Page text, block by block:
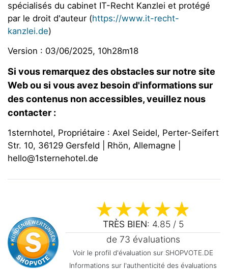
spécialisés du cabinet IT-Recht Kanzlei et protégé
par le droit d'auteur (https://www.it-recht-
kanzlei.de)
Version : 03/06/2025, 10h28m18
Si vous remarquez des obstacles sur notre site
Web ou si vous avez besoin d'informations sur
des contenus non accessibles, veuillez nous
contacter :
1sternhotel, Propriétaire : Axel Seidel, Perter-Seifert
Str. 10, 36129 Gersfeld | Rhön, Allemagne |
hello@1sternehotel.de
TRÈS BIEN: 4.85 / 5
de 73 évaluations
Voir le profil d'évaluation sur SHOPVOTE.DE
Informations sur l'authenticité des évaluations